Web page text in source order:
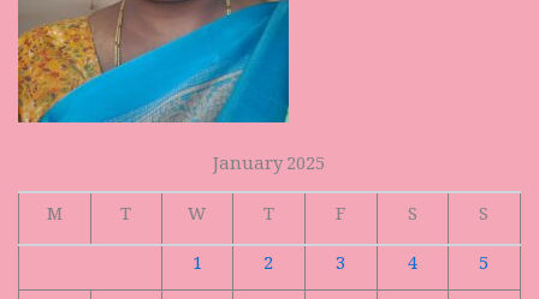
January 2025
M
T W T F S
S
1
2 3 4
5